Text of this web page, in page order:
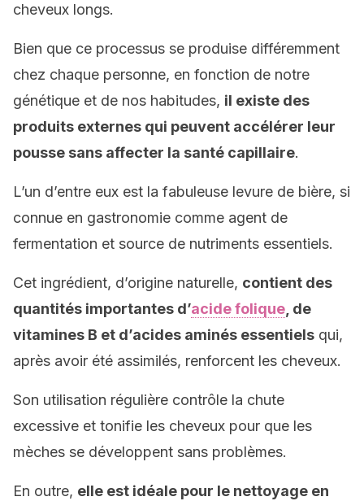
cheveux longs.
Bien que ce processus se produise différemment
chez chaque personne, en fonction de notre
génétique et de nos habitudes, il existe des
produits externes qui peuvent accélérer leur
pousse sans affecter la santé capillaire.
L’un d’entre eux est la fabuleuse levure de bière, si
connue en gastronomie comme agent de
fermentation et source de nutriments essentiels.
Cet ingrédient, d’origine naturelle, contient des
quantités importantes d’acide folique , de
vitamines B et d’acides aminés essentiels qui,
après avoir été assimilés, renforcent les cheveux.
Son utilisation régulière contrôle la chute
excessive et tonifie les cheveux pour que les
mèches se développent sans problèmes.
En outre, elle est idéale pour le nettoyage en